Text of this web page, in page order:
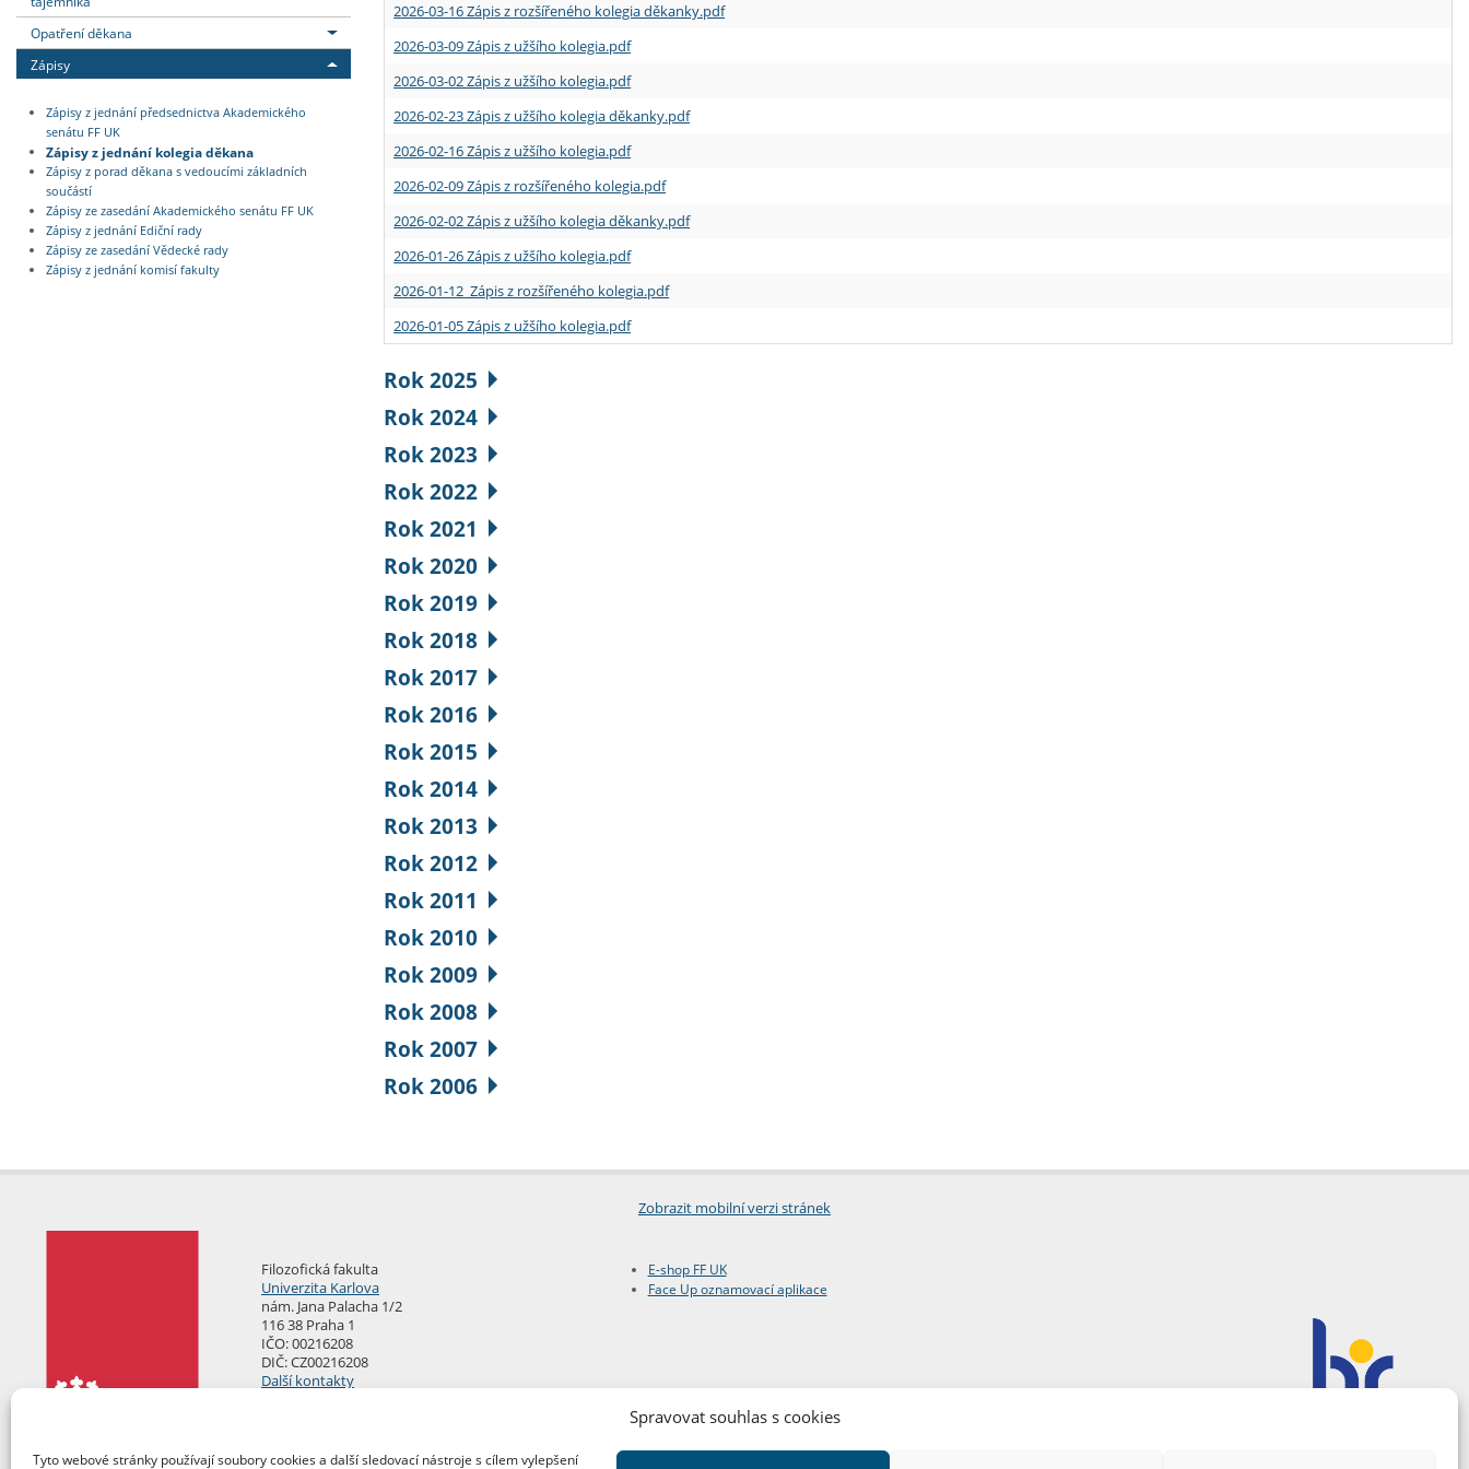
Spravovat souhlas s cookies
Tyto webové stránky používají soubory cookies a další sledovací nástroje s cílem vylepšení
Opatření děkana
Zápisy
Zápisy z jednání předsednictva Akademického
senátu FF UK
Zápisy z jednání kolegia děkana
Zápisy z porad děkana s vedoucími základních
součástí
Zápisy ze zasedání Akademického senátu FF UK
Zápisy z jednání Ediční rady
Zápisy ze zasedání Vědecké rady
Zápisy z jednání komisí fakulty
2026-03-16 Zápis z rozšířeného kolegia děkanky.pdf
2026-03-09 Zápis z užšího kolegia.pdf
2026-03-02 Zápis z užšího kolegia.pdf
2026-02-23 Zápis z užšího kolegia děkanky.pdf
2026-02-16 Zápis z užšího kolegia.pdf
2026-02-09 Zápis z rozšířeného kolegia.pdf
2026-02-02 Zápis z užšího kolegia děkanky.pdf
2026-01-26 Zápis z užšího kolegia.pdf
2026-01-12 Zápis z rozšířeného kolegia.pdf
2026-01-05 Zápis z užšího kolegia.pdf
Rok 2025
Rok 2024
Rok 2023
Rok 2022
Rok 2021
Rok 2020
Rok 2019
Rok 2018
Rok 2017
Rok 2016
Rok 2015
Rok 2014
Rok 2013
Rok 2012
Rok 2011
Rok 2010
Rok 2009
Rok 2008
Rok 2007
Rok 2006
Zobrazit mobilní verzi stránek
Filozofická fakulta
Univerzita Karlova
nám. Jana Palacha 1/2
116 38 Praha 1
IČO: 00216208
DIČ: CZ00216208
Další kontakty
E-shop FF UK
Face Up oznamovací aplikace